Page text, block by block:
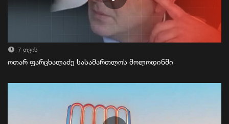
7 თვის
ოთარ ფარცხალაძე სასამართლოს მოლოდინში